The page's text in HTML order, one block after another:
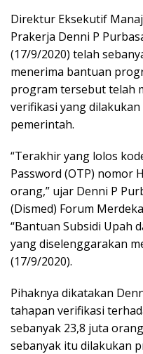
Direktur Eksekutif
Prakerja Denni P
(17/9/2020) telah
menerima bantuan
program tersebut telah
verifikasi yang
pemerintah.
“Terakhir yang lolos
Password (OTP) nomor
orang,” ujar Denni P
(Dismed) Forum
“Bantuan Subsidi Upah
yang diselenggarakan
(17/9/2020).
Pihaknya dikatakan
tahapan verifikasi
sebanyak 23,8 juta
sebanyak itu dilakukan